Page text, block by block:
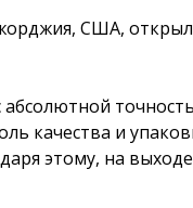
США,
качества и
этому, на